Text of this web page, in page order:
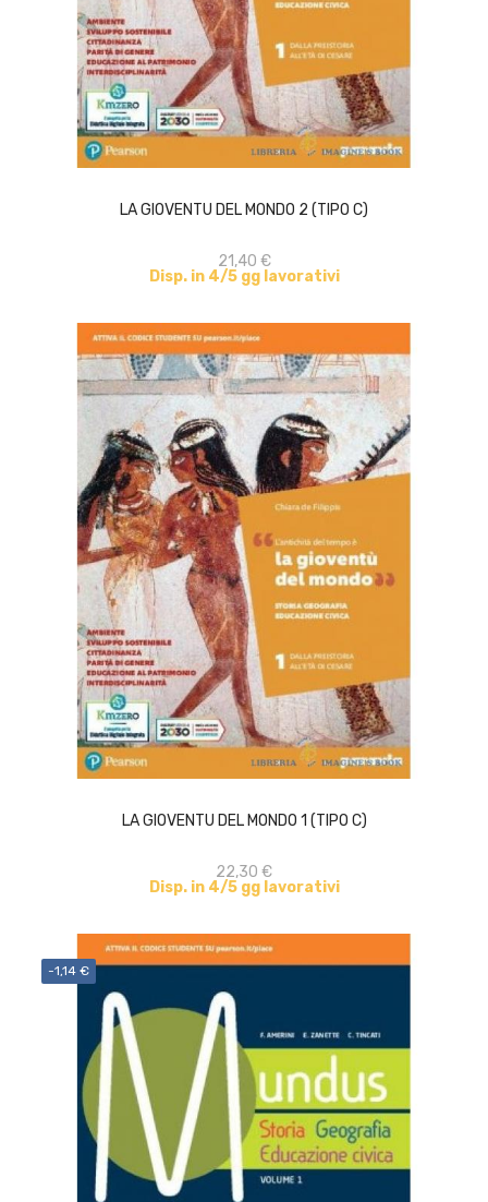
LA GIOVENTU DEL MONDO 2 (TIPO C)
21,40 €
Disp. in 4/5 gg lavorativi
ACQUISTA
LA GIOVENTU DEL MONDO 1 (TIPO C)
22,30 €
Disp. in 4/5 gg lavorativi
ACQUISTA
-1,14 €